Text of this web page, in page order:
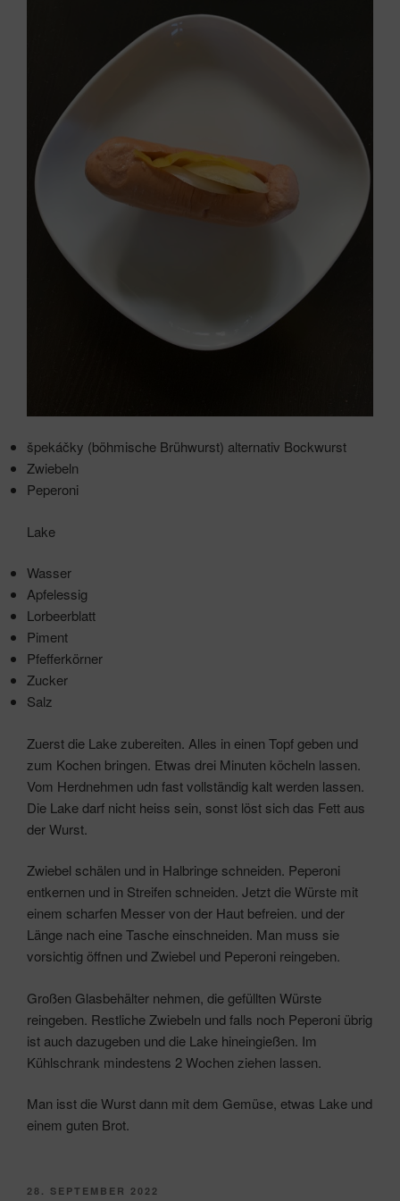
špekáčky (böhmische Brühwurst) alternativ Bockwurst
Zwiebeln
Peperoni
Lake
Wasser
Apfelessig
Lorbeerblatt
Piment
Pfefferkörner
Zucker
Salz
Zuerst die Lake zubereiten. Alles in einen Topf geben und
zum Kochen bringen. Etwas drei Minuten köcheln lassen.
Vom Herdnehmen udn fast vollständig kalt werden lassen.
Die Lake darf nicht heiss sein, sonst löst sich das Fett aus
der Wurst.
Zwiebel schälen und in Halbringe schneiden. Peperoni
entkernen und in Streifen schneiden. Jetzt die Würste mit
einem scharfen Messer von der Haut befreien. und der
Länge nach eine Tasche einschneiden. Man muss sie
vorsichtig öffnen und Zwiebel und Peperoni reingeben.
Großen Glasbehälter nehmen, die gefüllten Würste
reingeben. Restliche Zwiebeln und falls noch Peperoni übrig
ist auch dazugeben und die Lake hineingießen. Im
Kühlschrank mindestens 2 Wochen ziehen lassen.
Man isst die Wurst dann mit dem Gemüse, etwas Lake und
einem guten Brot.
VERÖFFENTLICHT
28. SEPTEMBER 2022